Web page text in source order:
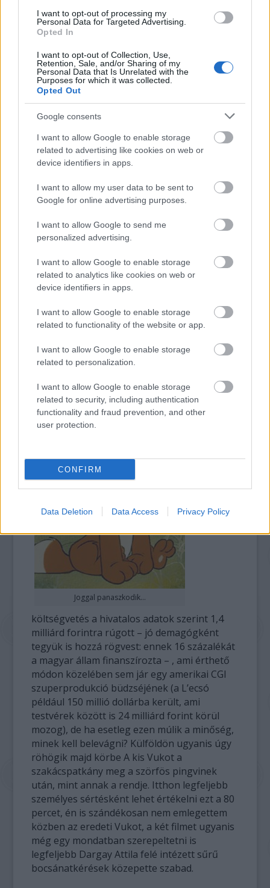
I want to opt-out of processing my
Personal Data for Targeted Advertising.
Opted In
I want to opt-out of Collection, Use,
Retention, Sale, and/or Sharing of my
Personal Data that Is Unrelated with the
Purposes for which it was collected.
Opted Out
Google consents
I want to allow Google to enable storage
related to advertising like cookies on web or
device identifiers in apps.
I want to allow my user data to be sent to
Google for online advertising purposes.
I want to allow Google to send me
personalized advertising.
I want to allow Google to enable storage
related to analytics like cookies on web or
device identifiers in apps.
I want to allow Google to enable storage
related to functionality of the website or app.
I want to allow Google to enable storage
related to personalization.
I want to allow Google to enable storage
related to security, including authentication
functionality and fraud prevention, and other
user protection.
CONFIRM
Data Deletion Data Access Privacy Policy
akár egyetlen olyan figura is a vásznon,
akivel lehet azonosulni, akit lehet kedvelni.
De ilyen sincs: a két Vuk két egyéniség
nélküli, dögunalmas róka, a negatív figurák
pusztán szellemi fogyatékosra lettek belőve,
a tolószékes kissrác kinézetre olyan, mint
Chucky a Gyermekjátékok című emlékezetes
C-kategóriás horrorból, ami helyből ki is
nyírja, a Ganxsta Zolee hangján rappelő
varjút pedig nyilván kikacsintósan jópofának
szánták a leleményes készítők, de ez a
próbálkozásuk is kudarcba fulladt. A
orvos apukától kezdve a kígyós bottal
hipnotizáló cirkuszigazgatón keresztül
erdészbácsiig. A bolha ugyan aranyos lenne,
de ő csak pár másodpercre tűnik fel - ha
hosszabb ideig szerepelne, alighanem
ugyanolyan idegesítővé alakítanák, mint
társait. A szinkronhangok között is hiába
János, Kulka János vagy Bodrogi Gyula, a
helyzetet sajnos ők sem képesek orvosolni.
Talán kevés, de az sem látszik
Joggal panaszkodik...
költségvetés a hivatalos adatok szerint 1,4
milliárd forintra rúgott – jó demagógként
tegyük is hozzá rögvest: ennek 16 százalékát
a magyar állam finanszírozta – , ami érthető
módon közelében sem jár egy amerikai CGI
szuperprodukció büdzséjének (a L’ecsó
például 150 millió dollárba került, ami
testvérek között is 24 milliárd forint körül
mozog), de ha esetleg ezen múlik a minőség,
minek kell belevágni? Külföldön ugyanis úgy
röhögik majd körbe A kis Vukot a
szakácspatkány meg a szörfös pingvinek
után, mint annak a rendje. Itthon legfeljebb
személyes sértésként lehet értékelni ezt a 80
percet, én is szándékosan nem emlegettem
közben az eredeti Vukot, a két filmet ugyanis
még egy mondatban szerepeltetni is
legfeljebb Dargay Attila felé intézett sűrű
bocsánatkérések közepette szabad.